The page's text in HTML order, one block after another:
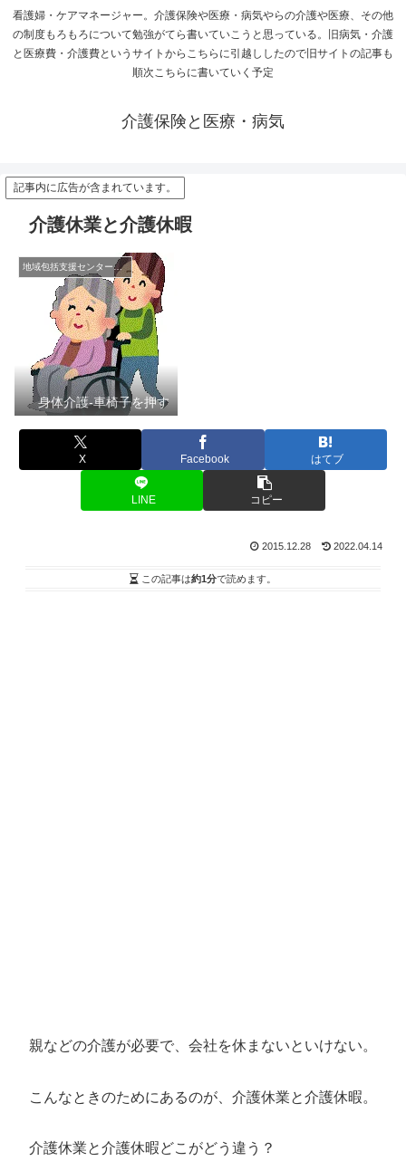
看護婦・ケアマネージャー。介護保険や医療・病気やらの介護や医療、その他
の制度もろもろについて勉強がてら書いていこうと思っている。旧病気・介護
と医療費・介護費というサイトからこちらに引越ししたので旧サイトの記事も
順次こちらに書いていく予定
介護保険と医療・病気
記事内に広告が含まれています。
介護休業と介護休暇
地域包括支援センターの日常
身体介護-車椅子を押す
X Facebook はてブ
LINE コピー
2015.12.28 2022.04.14
この記事は約1分で読めます。
親などの介護が必要で、会社を休まないといけない。
こんなときのためにあるのが、介護休業と介護休暇。
介護休業と介護休暇どこがどう違う？